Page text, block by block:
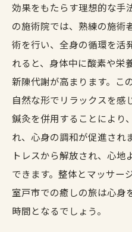
最新の鍼灸技術
自然との共鳴を
室戸市発、革新
体の声を聴く新し
心身の調和を目
自然療法で感じ
心と体のリフレッシ
マッサージ
リフレッシュに
マッサージで心
室戸市で求める癒
効果をもたらす理想的な手
の施術院では、熟練の施術
術を行い、全身の循環を活
れると、身体中に酸素や栄
新陳代謝が高まります。こ
自然な形でリラックスを感
鍼灸を併用することにより
れ、心身の調和が促進され
トレスから解放され、心
できます。整体とマッサー
室戸市での癒しの旅は心身
時間となるでしょう。